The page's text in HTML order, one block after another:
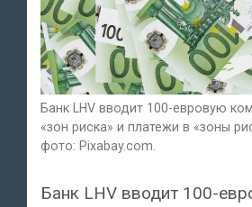
Банк LHV вводит 100-евровую
«зон риска» и платежи в «зоны
фото: Pixabay.com.
Банк LHV вводит 100-